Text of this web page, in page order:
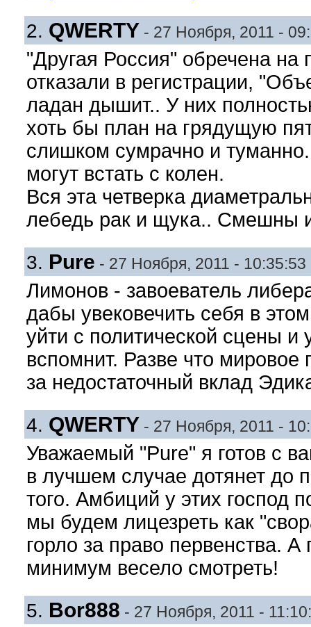
2. QWERTY - 27 Ноября, 2011 -
"Другая Россия" обречена
отказали в регистрации,
ладан дышит.. У них
хоть бы план на грядущую
слишком сумрачно и
могут встать с колен.
Вся эта четверка
лебедь рак и щука.. Смешны
3. Pure - 27 Ноября, 2011 - 10:35:53
Лимонов - завоеватель
дабы увековечить себя в
уйти с политической сцены и
вспомнит. Разве что мировое
за недостаточный вклад
4. QWERTY - 27 Ноября, 2011 -
Уважаемый "Pure" я готов с
в лучшем случае дотянет до
того. Амбиций у этих господ
мы будем лицезреть как
горло за право первенства. А
минимум весело смотреть!
5. Bor888 - 27 Ноября, 2011 -